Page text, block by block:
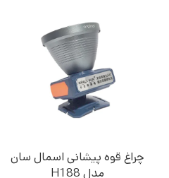
چراغ قوه پیشانی اسمال سان
مدل H188